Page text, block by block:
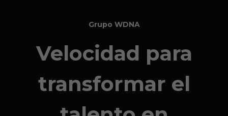
Grupo WDNA
Velocidad para
transformar el